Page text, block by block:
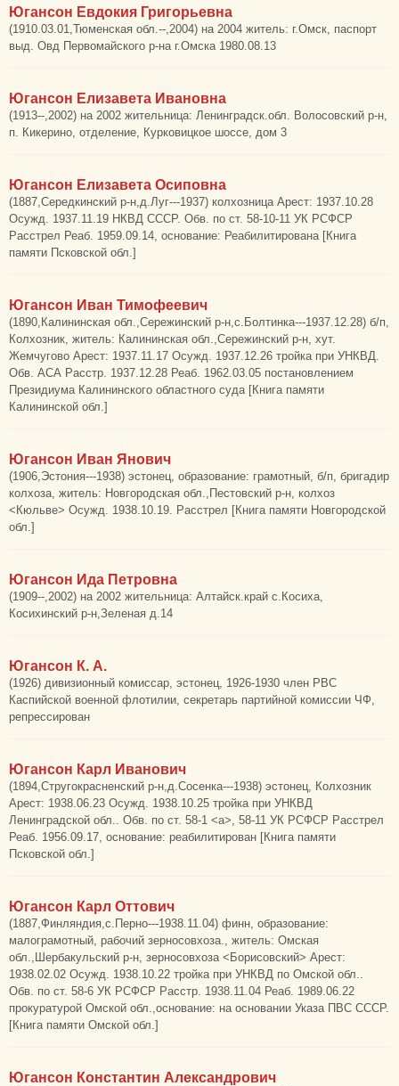
Югансон Евдокия Григорьевна
(1910.03.01,Тюменская обл.--,2004) на 2004 житель: г.Омск, паспорт
выд. Овд Первомайского р-на г.Омска 1980.08.13
Югансон Елизавета Ивановна
(1913--,2002) на 2002 жительница: Ленинградск.обл. Волосовский р-н,
п. Кикерино, отделение, Курковицкое шоссе, дом 3
Югансон Елизавета Осиповна
(1887,Середкинский р-н,д.Луг---1937) колхозница Арест: 1937.10.28
Осужд. 1937.11.19 НКВД СССР. Обв. по ст. 58-10-11 УК РСФСР
Расстрел Реаб. 1959.09.14, основание: Реабилитирована [Книга
памяти Псковской обл.]
Югансон Иван Тимофеевич
(1890,Калининская обл.,Сережинский р-н,с.Болтинка---1937.12.28) б/п,
Колхозник, житель: Калининская обл.,Сережинский р-н, хут.
Жемчугово Арест: 1937.11.17 Осужд. 1937.12.26 тройка при УНКВД.
Обв. АСА Расстр. 1937.12.28 Реаб. 1962.03.05 постановлением
Президиума Калининского областного суда [Книга памяти
Калининской обл.]
Югансон Иван Янович
(1906,Эстония---1938) эстонец, образование: грамотный, б/п, бригадир
колхоза, житель: Новгородская обл.,Пестовский р-н, колхоз
<Кюльве> Осужд. 1938.10.19. Расстрел [Книга памяти Новгородской
обл.]
Югансон Ида Петровна
(1909--,2002) на 2002 жительница: Алтайск.край с.Косиха,
Косихинский р-н,Зеленая д.14
Югансон К. А.
(1926) дивизионный комиссар, эстонец, 1926-1930 член РВС
Каспийской военной флотилии, секретарь партийной комиссии ЧФ,
репрессирован
Югансон Карл Иванович
(1894,Стругокрасненский р-н,д.Сосенка---1938) эстонец, Колхозник
Арест: 1938.06.23 Осужд. 1938.10.25 тройка при УНКВД
Ленинградской обл.. Обв. по ст. 58-1 <а>, 58-11 УК РСФСР Расстрел
Реаб. 1956.09.17, основание: реабилитирован [Книга памяти
Псковской обл.]
Югансон Карл Оттович
(1887,Финляндия,с.Перно---1938.11.04) финн, образование:
малограмотный, рабочий зерносовхоза., житель: Омская
обл.,Шербакульский р-н, зерносовхоза <Борисовский> Арест:
1938.02.02 Осужд. 1938.10.22 тройка при УНКВД по Омской обл..
Обв. по ст. 58-6 УК РСФСР Расстр. 1938.11.04 Реаб. 1989.06.22
прокуратурой Омской обл.,основание: на основании Указа ПВС СССР.
[Книга памяти Омской обл.]
Югансон Константин Александрович